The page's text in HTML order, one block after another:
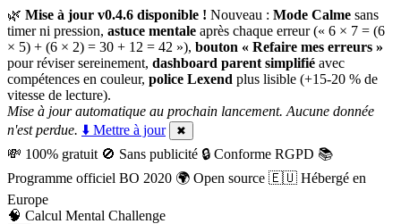
🌿 Mise à jour v0.4.6 disponible ! Nouveau : Mode Calme sans
timer ni pression, astuce mentale après chaque erreur (« 6 × 7 = (6
× 5) + (6 × 2) = 30 + 12 = 42 »), bouton « Refaire mes erreurs »
pour réviser sereinement, dashboard parent simplifié avec
compétences en couleur, police Lexend plus lisible (+15-20 % de
vitesse de lecture).
Mise à jour automatique au prochain lancement. Aucune donnée
n'est perdue. ⬇️ Mettre à jour ✖
💸 100% gratuit 🚫 Sans publicité 🔒 Conforme RGPD 📚
Programme officiel BO 2020 🌍 Open source 🇪🇺 Hébergé en
Europe
🧠 Calcul Mental Challenge